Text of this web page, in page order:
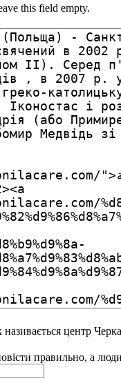
this field empty.
центр
правильно, а